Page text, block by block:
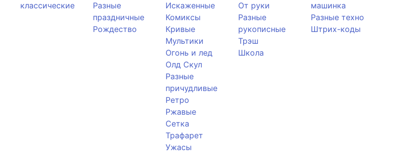
классические
Разные
праздничные
Рождество
Искаженные
Комиксы
Кривые
Мультики
Огонь и лед
Олд Скул
Разные
причудливые
Ретро
Ржавые
Сетка
Трафарет
Ужасы
От руки
Разные
рукописные
Трэш
Школа
машинка
Разные техно
Штрих-коды